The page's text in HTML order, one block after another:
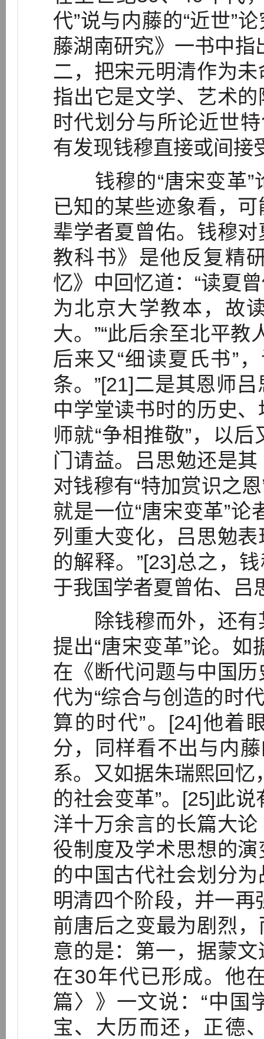
代”说与内藤的“近世”
藤湖南研究》一书中指
二，把宋元明清作为
指出它是文学、艺术
时代划分与所论近世
有发现钱穆直接或间接
钱穆的“唐宋变革”
已知的某些迹象看，
辈学者夏曾佑。钱穆
教科书》是他反复精
忆》中回忆道：“读夏
为北京大学教本，故
大。”“此后余至北平
后来又“细读夏氏书”
条。”[21]二是其恩师
中学堂读书时的历史
师就“争相推敬”，以
门请益。吕思勉还是
对钱穆有“特加赏识之
就是一位“唐宋变革”论
列重大变化，吕思勉
的解释。”[23]总之，
于我国学者夏曾佑、吕
除钱穆而外，还有
提出“唐宋变革”论。
在《断代问题与中国
代为“综合与创造的时
算的时代”。[24]他着
分，同样看不出与内
系。又如据朱瑞熙回忆
的社会变革”。[25]此
洋十万余言的长篇大
役制度及学术思想的
的中国古代社会划分
明清四个阶段，并一再
前唐后之变最为剧烈
意的是：第一，据蒙
在30年代已形成。他
篇〉》一文说：“中国
宝、大历而还，正德